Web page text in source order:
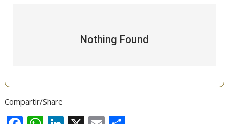
Nothing Found
Compartir/Share